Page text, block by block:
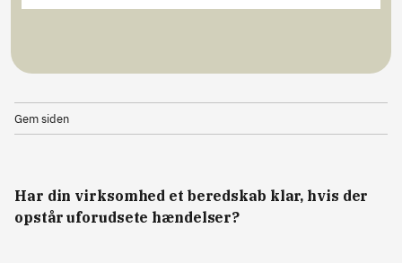
Gem siden
Har din virksomhed et beredskab klar, hvis der
opstår uforudsete hændelser?